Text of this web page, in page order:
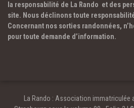
la responsabilité de La Rando et des
site. Nous déclinons toute
Concernant nos sorties randonnées,
pour toute demande d’information.
La Rando : Association immatriculée